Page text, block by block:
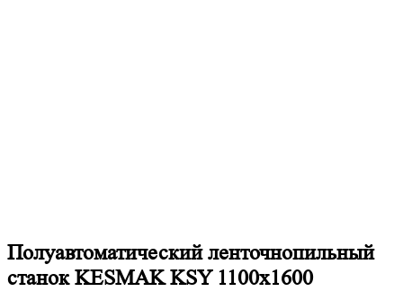
Полуавтоматический ленточнопильный
станок KESMAK KSY 1100x1600